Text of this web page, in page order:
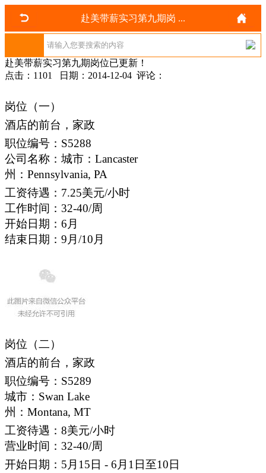
赴美带薪实习第九期岗 ...
赴美带薪实习第九期岗位已更新！
点击：1101 日期：2014-12-04 评论：
岗位（一）
酒店的前台，家政
职位编号：S5288
公司名称：城市：Lancaster
州：Pennsylvania, PA
工资待遇：7.25美元/小时
工作时间：32-40/周
开始日期：6月
结束日期：9月/10月
岗位（二）
酒店的前台，家政
职位编号：S5289
城市：Swan Lake
州：Montana, MT
工资待遇：8美元/小时
营业时间：32-40/周
开始日期：5月15日 - 6月1日至10日